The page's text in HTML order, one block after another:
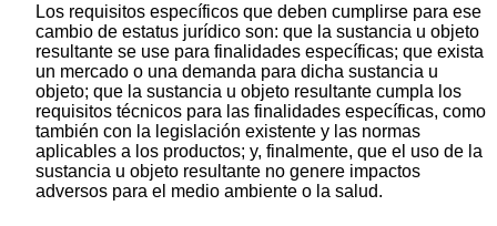
Los requisitos específicos que deben cumplirse para ese
cambio de estatus jurídico son: que la sustancia u objeto
resultante se use para finalidades específicas; que exista
un mercado o una demanda para dicha sustancia u
objeto; que la sustancia u objeto resultante cumpla los
requisitos técnicos para las finalidades específicas, como
también con la legislación existente y las normas
aplicables a los productos; y, finalmente, que el uso de la
sustancia u objeto resultante no genere impactos
adversos para el medio ambiente o la salud.